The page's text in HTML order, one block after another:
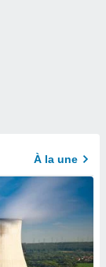
À la une